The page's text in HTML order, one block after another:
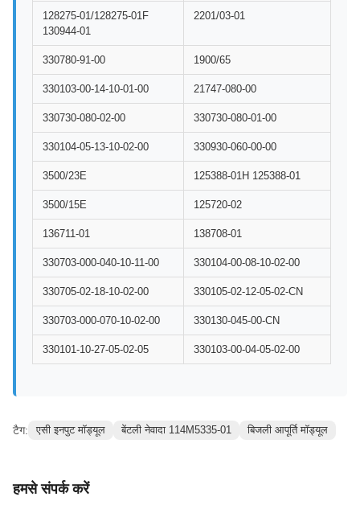
128275-01/128275-01F
130944-01
2201/03-01
330780-91-00 1900/65
330103-00-14-10-01-00 21747-080-00
330730-080-02-00 330730-080-01-00
330104-05-13-10-02-00 330930-060-00-00
3500/23E 125388-01H 125388-01
3500/15E 125720-02
136711-01 138708-01
330703-000-040-10-11-00 330104-00-08-10-02-00
330705-02-18-10-02-00 330105-02-12-05-02-CN
330703-000-070-10-02-00 330130-045-00-CN
330101-10-27-05-02-05 330103-00-04-05-02-00
टैग: एसी इनपुट मॉड्यूल बेंटली नेवादा 114M5335-01 बिजली आपूर्ति मॉड्यूल
हमसे संपर्क करें